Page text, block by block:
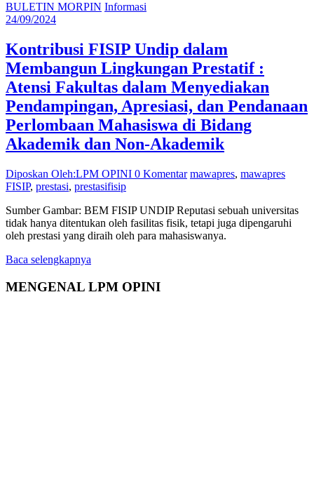
BULETIN MORPIN Informasi
24/09/2024
Kontribusi FISIP Undip dalam
Membangun Lingkungan Prestatif :
Atensi Fakultas dalam Menyediakan
Pendampingan, Apresiasi, dan Pendanaan
Perlombaan Mahasiswa di Bidang
Akademik dan Non-Akademik
Diposkan Oleh:LPM OPINI 0 Komentar mawapres, mawapres
FISIP, prestasi, prestasifisip
Sumber Gambar: BEM FISIP UNDIP Reputasi sebuah universitas
tidak hanya ditentukan oleh fasilitas fisik, tetapi juga dipengaruhi
oleh prestasi yang diraih oleh para mahasiswanya.
Baca selengkapnya
MENGENAL LPM OPINI